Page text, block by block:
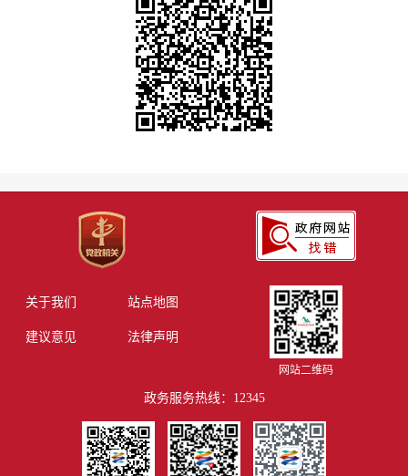
关于我们 站点地图
建议意见 法律声明
网站二维码
政务服务热线：12345